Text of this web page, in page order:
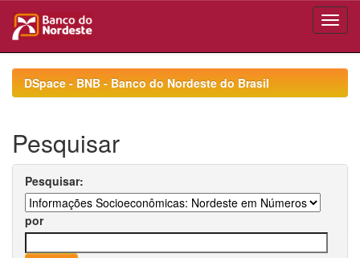
navigationDSpace - BNB - Banco do Nordeste do Brasil
Pesquisar
Pesquisar:
por